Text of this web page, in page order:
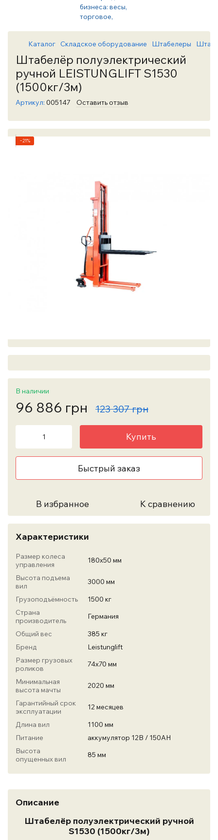
Каталог Складское оборудование Штабелеры
Штабелёр полуэлектрический
ручной LEISTUNGLIFT S1530
(1500кг/3м)
Артикул: 005147 Оставить отзыв
−21%
В наличии
96 886 грн 123 307 грн
Купить
Быстрый заказ
В избранное К сравнению
Характеристики
Размер колеса
управления
180х50 мм
Высота подъема
вил
3000 мм
Грузоподъёмность
1500 кг
Страна
производитель
Германия
Общий вес
385 кг
Бренд
Leistunglift
Размер грузовых
роликов
74х70 мм
Минимальная
высота мачты
2020 мм
Гарантийный срок
эксплуатации
12 месяцев
Длина вил
1100 мм
Питание
аккумулятор 12В / 150AH
Высота
опущенных вил
85 мм
Описание
Штабелёр полуэлектрический ручной
S1530 (1500кг/3м)